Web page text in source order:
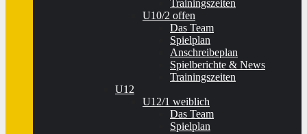
Trainingszeiten
U10/2 offen
Das Team
Spielplan
Anschreibeplan
Spielberichte & News
Trainingszeiten
U12
U12/1 weiblich
Das Team
Spielplan